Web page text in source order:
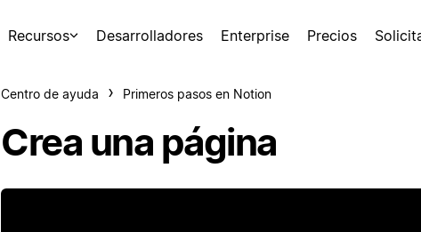
Recursos Desarrolladores Enterprise Precios
Centro de ayuda Primeros pasos en Notion
Crea una página